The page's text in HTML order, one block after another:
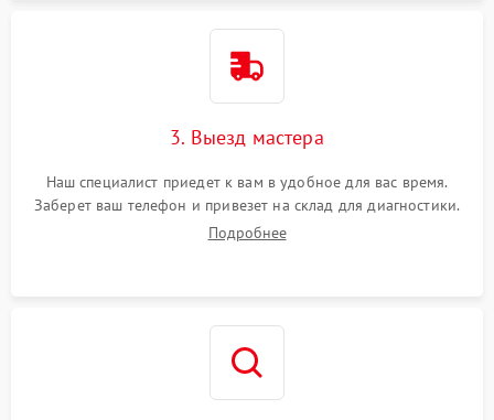
3. Выезд мастера
Наш специалист приедет к вам в удобное для вас время.
Заберет ваш телефон и привезет на склад для диагностики.
Подробнее